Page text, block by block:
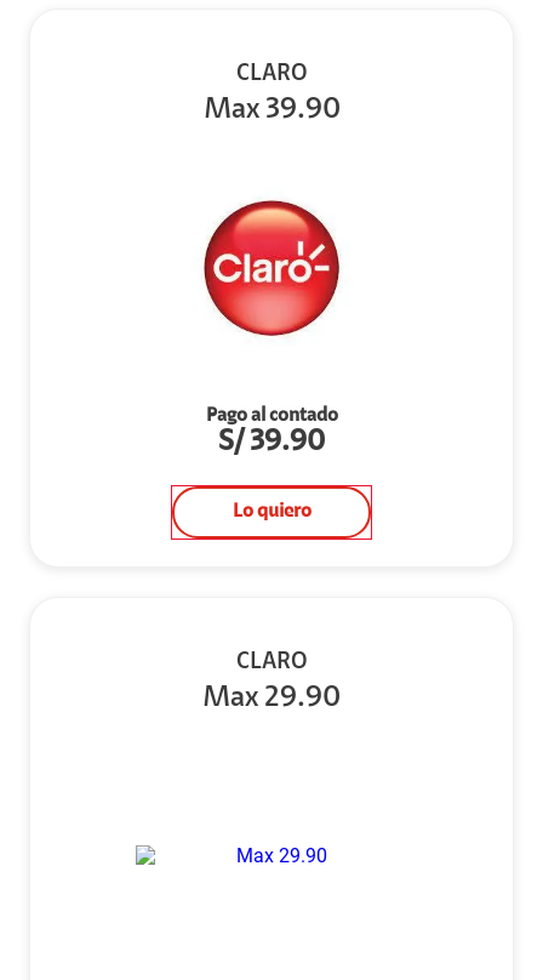
CLARO
Max 39.90
Pago al contado
S/ 39.90
Lo quiero
CLARO
Max 29.90